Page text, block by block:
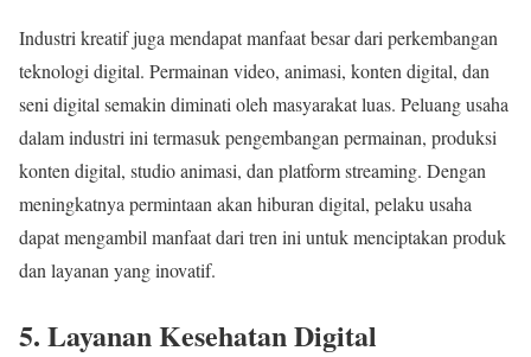
Industri kreatif juga mendapat manfaat besar dari perkembangan
teknologi digital. Permainan video, animasi, konten digital, dan
seni digital semakin diminati oleh masyarakat luas. Peluang usaha
dalam industri ini termasuk pengembangan permainan, produksi
konten digital, studio animasi, dan platform streaming. Dengan
meningkatnya permintaan akan hiburan digital, pelaku usaha
dapat mengambil manfaat dari tren ini untuk menciptakan produk
dan layanan yang inovatif.
5. Layanan Kesehatan Digital